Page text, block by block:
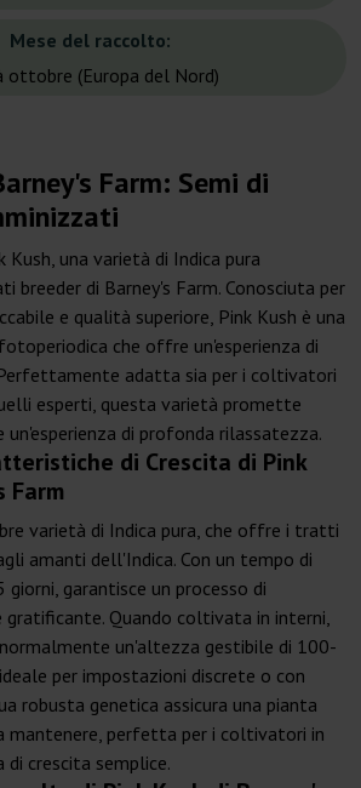
Mese del raccolto:
ottobre (Europa del Nord)
Farm: Semi di
Kush, una varietà di Indica pura
breeder di Barney's Farm. Conosciuta per
e qualità superiore, Pink Kush è una
che offre un'esperienza di
Perfettamente adatta sia per i coltivatori
esperti, questa varietà promette
di profonda rilassatezza.
di Crescita di Pink
Farm
varietà di Indica pura, che offre i tratti
amanti dell'Indica. Con un tempo di
garantisce un processo di
gratificante. Quando coltivata in interni,
normalmente un'altezza gestibile di 100-
per impostazioni discrete o con
robusta genetica assicura una pianta
mantenere, perfetta per i coltivatori in
di crescita semplice.